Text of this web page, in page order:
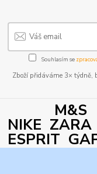
Souhlasím se
Zboží přidáváme 3× týdně,
M&S
NIKE
ESPRIT